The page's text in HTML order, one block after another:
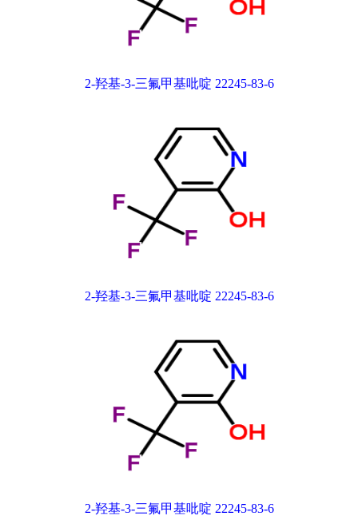
2-羟基-3-三氟甲基吡啶 22245-83-6
2-羟基-3-三氟甲基吡啶 22245-83-6
2-羟基-3-三氟甲基吡啶 22245-83-6